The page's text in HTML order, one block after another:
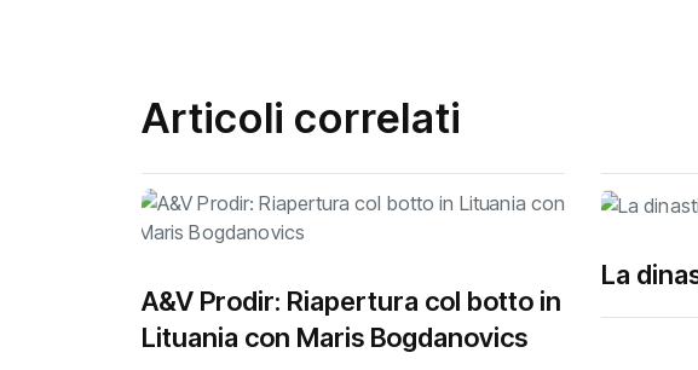
Articoli correlati
A&V Prodir: Riapertura col botto in
Lituania con Maris Bogdanovics
La